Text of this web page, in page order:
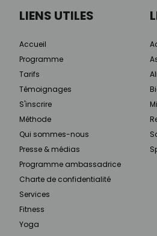
LIENS UTILES
Accueil
Programme
Tarifs
Témoignages
S'inscrire
Méthode
Qui sommes-nous
Presse & médias
Programme ambassadrice
Charte de confidentialité
Services
Fitness
Yoga